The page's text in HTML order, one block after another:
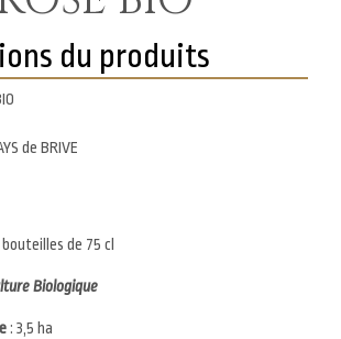
du produits
de BRIVE
de 75 cl
Biologique
: 3,5 ha